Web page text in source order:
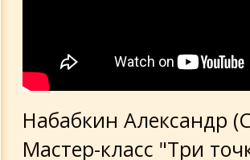
Набабкин Александр
Мастер-класс "Три